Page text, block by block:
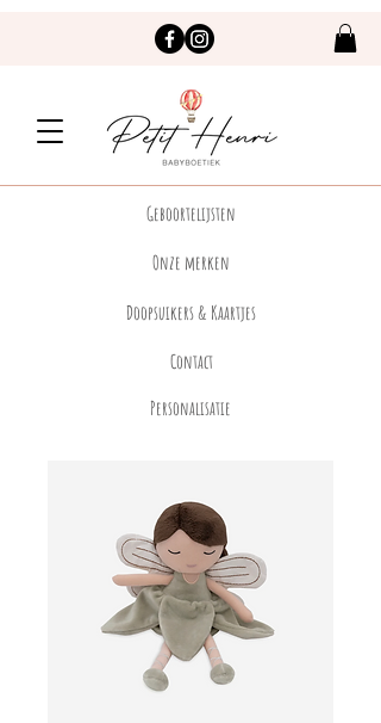
Geboortelijsten
Onze merken
Doopsuikers & Kaartjes
Contact
Personalisatie